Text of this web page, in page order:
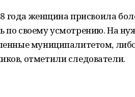
года женщина присвоила
по своему усмотрению. На
муниципалитетом,
отметили следователи.